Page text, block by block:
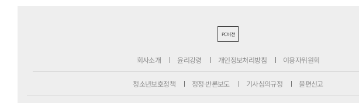
PC버전
회사소개 윤리강령 개인정보처리방침 이용자위원회
청소년보호정책 정정·반론보도 기사심의규정 불편신고